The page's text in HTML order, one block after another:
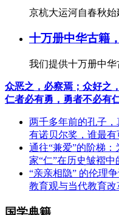
京杭大运河自春秋
十万册中华古籍
我们提供十万册中
众恶之，必察焉；众好之
仁者必有勇，勇者不必有仁
两千多年前的孔子
有诺贝尔奖，谁最有
通往“兼爱”的阶梯
家“仁”在历史皱褶中
“亲亲相隐” 的伦理
教育观与当代教育改
国学典籍